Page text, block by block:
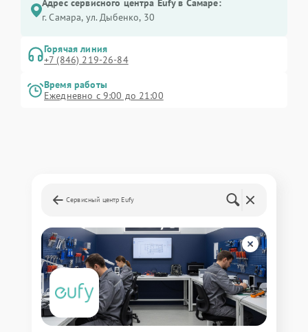
Адрес сервисного центра Eufy в Самаре:
г. Самара, ул. Дыбенко, 30
Горячая линия
+7 (846) 219-26-84
Время работы
Ежедневно с 9:00 до 21:00
Сервисный центр Eufy